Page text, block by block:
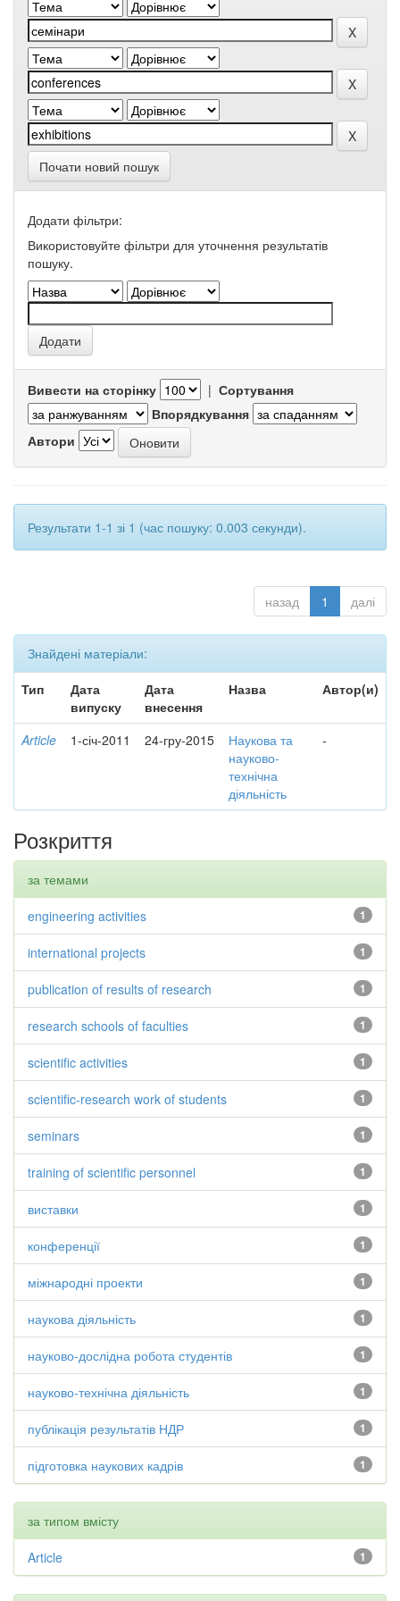
Почати новий пошук
Додати фільтри:
Використовуйте фільтри для уточнення результатів
пошуку.
Вивести на сторінку | Сортування
Впорядкування
Автори
Результати 1-1 зі 1 (час пошуку: 0.003 секунди).
назад 1 далі
Знайдені матеріали:
Тип
Дата
випуску
Дата
внесення
Назва Автор(и)
Article 1-січ-2011 24-гру-2015
Наукова та
науково-
технічна
діяльність
-
Розкриття
за темами
1
engineering activities
1
international projects
1
publication of results of research
1
research schools of faculties
1
scientific activities
1
scientific-research work of students
1
seminars
1
training of scientific personnel
1
виставки
1
конференції
1
міжнародні проекти
1
наукова діяльність
1
науково-дослідна робота студентів
1
науково-технічна діяльність
1
публікація результатів НДР
1
підготовка наукових кадрів
за типом вмісту
1
Article